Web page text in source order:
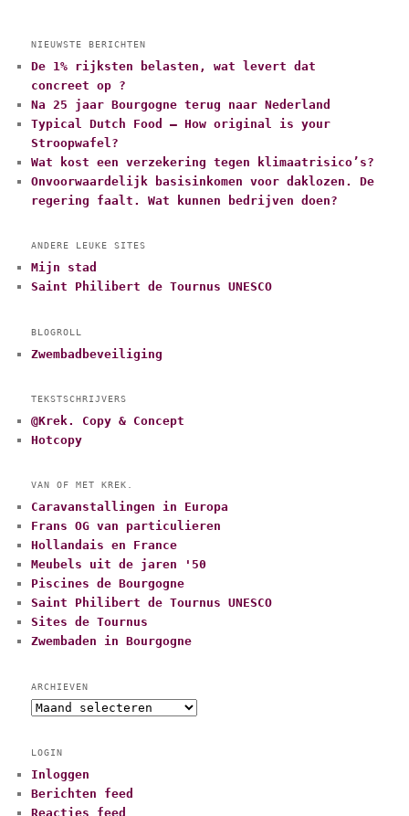
NIEUWSTE BERICHTEN
De 1% rijksten belasten, wat levert dat
concreet op ?
Na 25 jaar Bourgogne terug naar Nederland
Typical Dutch Food – How original is your
Stroopwafel?
Wat kost een verzekering tegen klimaatrisico’s?
Onvoorwaardelijk basisinkomen voor daklozen. De
regering faalt. Wat kunnen bedrijven doen?
ANDERE LEUKE SITES
Mijn stad
Saint Philibert de Tournus UNESCO
BLOGROLL
Zwembadbeveiliging
TEKSTSCHRIJVERS
@Krek. Copy & Concept
Hotcopy
VAN OF MET KREK.
Caravanstallingen in Europa
Frans OG van particulieren
Hollandais en France
Meubels uit de jaren '50
Piscines de Bourgogne
Saint Philibert de Tournus UNESCO
Sites de Tournus
Zwembaden in Bourgogne
ARCHIEVEN
A
h
i
e
v
LOGIN
Inloggen
Berichten feed
Reacties feed